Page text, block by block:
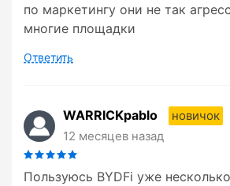
по маркетингу они не так
многие площадки
Ответить
WARRICKpablo
новичок
12 месяцев назад
Пользуюсь BYDFi уже